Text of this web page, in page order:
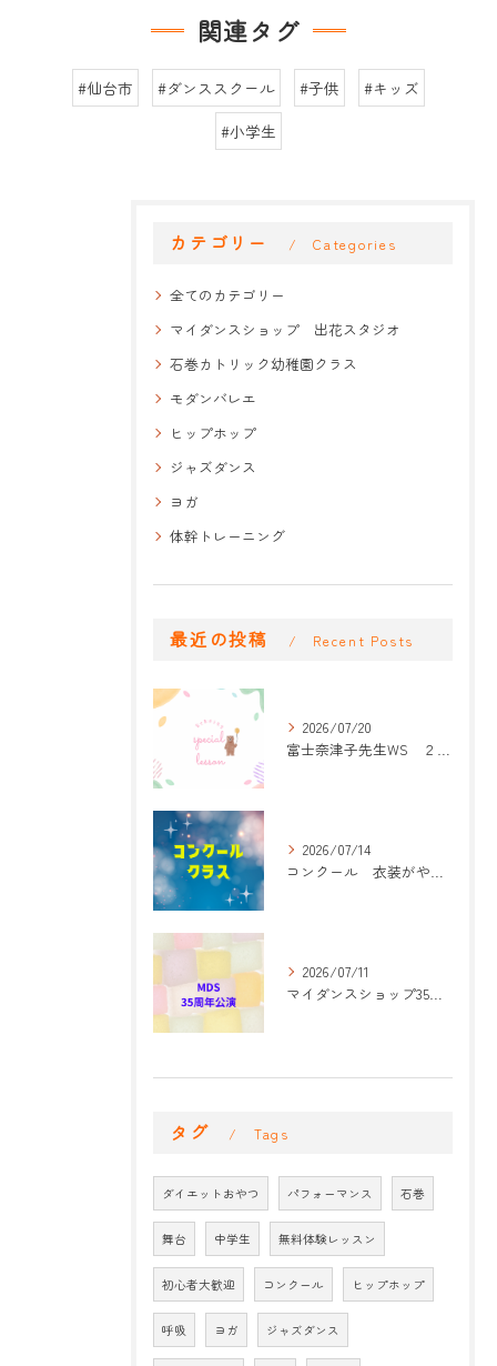
関連タグ
#仙台市 #ダンススクール #子供
#キッズ
#小学生
カテゴリー Categories
全てのカテゴリー
マイダンスショップ 出花スタジオ
石巻カトリック幼稚園クラス
モダンバレエ
ヒップホップ
ジャズダンス
ヨガ
体幹トレーニング
最近の投稿 Recent Posts
2026/07/20
富士奈津子先生WS ２回目
2026/07/14
コンクール 衣装がやって来た！
2026/07/11
マイダンスショップ35周年記念公演 振付開始
タグ Tags
ダイエットおやつ パフォーマンス 石巻
舞台 中学生 無料体験レッスン
初心者大歓迎 コンクール ヒップホップ
呼吸 ヨガ ジャズダンス